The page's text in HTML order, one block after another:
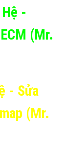
-
(Mr.
- Sửa
(Mr.